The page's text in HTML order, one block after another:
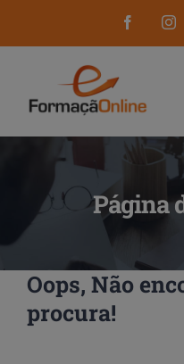
to
Facebook
Página
Oops, Não
procura!